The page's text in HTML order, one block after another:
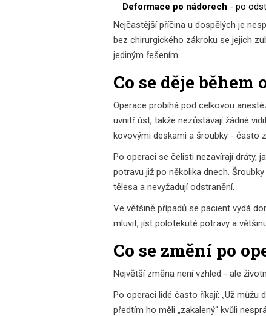
Deformace po nádorech - po
Nejčastější příčina u dospělých je
bez chirurgického zákroku se jejich
jediným řešením.
Co se děje během
Operace probíhá pod celkovou
uvnitř úst, takže nezůstávají žádné
kovovými deskami a šroubky - často
Po operaci se čelisti nezavírají dráty,
potravu již po několika dnech.
tělesa a nevyžadují odstranění.
Ve většině případů se pacient vydá
mluvit, jíst polotekuté potravy a
Co se změní po
Největší změna není vzhled - ale
Po operaci lidé často říkají: „Už můžu
předtím ho měli „zakalený“ kvůli